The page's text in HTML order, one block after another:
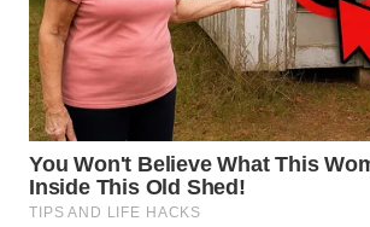
INDRAMAYU
WN
KUNINGAN
WN
MAJALENGKA